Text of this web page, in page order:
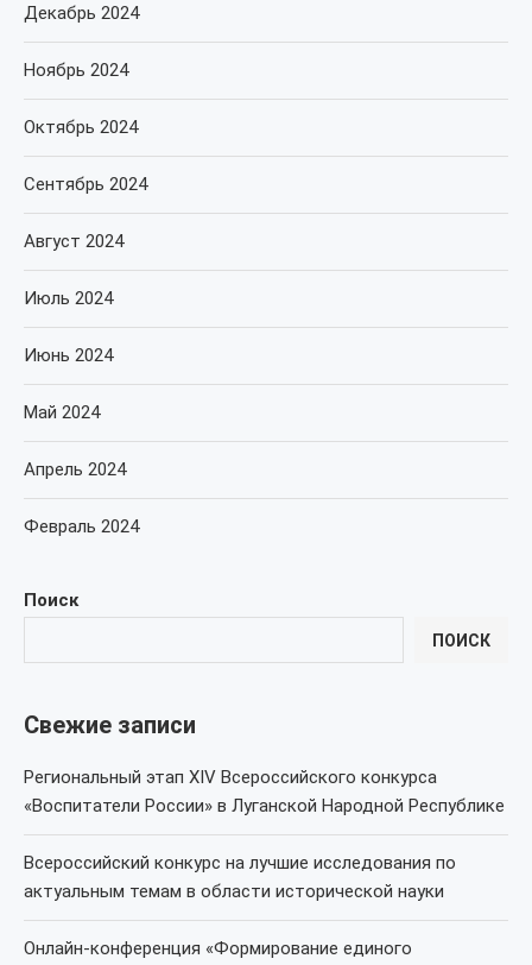
Поиск
ПОИСК
Свежие записи
Региональный этап XIV Всероссийского конкурса
«Воспитатели России» в Луганской Народной Республике
Всероссийский конкурс на лучшие исследования по
актуальным темам в области исторической науки
Онлайн-конференция «Формирование единого
Декабрь 2024
Ноябрь 2024
Октябрь 2024
Сентябрь 2024
Август 2024
Июль 2024
Июнь 2024
Май 2024
Апрель 2024
Февраль 2024